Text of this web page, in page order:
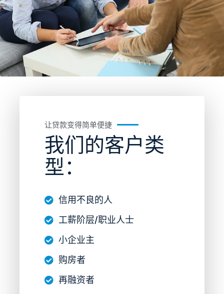
让贷款变得简单便捷
我们的客户类
型：
信用不良的人
工薪阶层/职业人士
小企业主
购房者
再融资者